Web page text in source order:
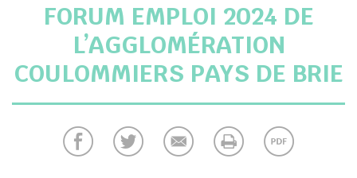
FORUM EMPLOI 2024 DE
L’AGGLOMÉRATION
COULOMMIERS PAYS DE BRIE